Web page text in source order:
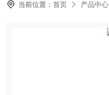
当前位置：首页 产品中心